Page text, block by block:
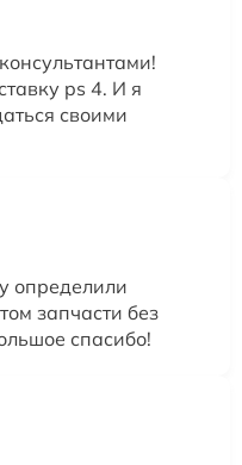
ps 4. И я
своими
определили
запчасти без
спасибо!